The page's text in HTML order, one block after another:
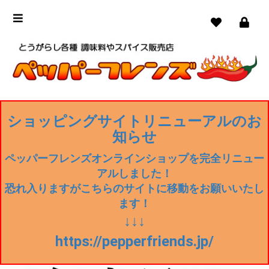
ショッピングサイトリニューアルのお
知らせ
ペッパーフレンズオンラインショップを完全リニュー
アルしました！
恐れ入りますがこちらのサイトに移動をお願いいたし
ます！
↓↓↓
https://pepperfriends.jp/